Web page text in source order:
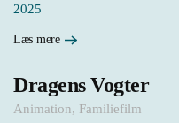
2025
Læs mere
Dragens Vogter
Animation, Familiefilm